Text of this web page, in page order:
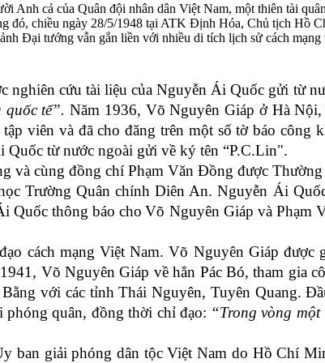
cả của Quân đội nhân dân Việt Nam, một thiên tài
đó, chiều ngày 28/5/1948 tại ATK Định Hóa, Chủ tịch Hồ
Đại tướng vẫn gắn liền với nhiều di tích lịch sử cách mạng
nghiên cứu tài liệu của Nguyễn Ái Quốc gửi từ
tế”. Năm 1936, Võ Nguyên Giáp ởHà Nội,
tập viên và đã cho đăng trên một số tờ báo công
Quốc từ nước ngoài gửi về ký tên “P.C.Lin".
và cùng đồng chí Phạm Văn Đồng được
TrườngQuân chínhDiên An. Nguyễn Ái
Quốc thôngbáo cho Võ Nguyên Giáp và Phạm
cách mạng Việt Nam. Võ Nguyên Giáp
Võ Nguyên Giáp về hẳn Pác Bó, tham gia
Bằng với các tỉnh Thái Nguyên, Tuyên Quang.
phóng quân, đồng thời chỉ đạo: “Trong vòng
ban giải phóng dân tộc Việt Nam do Hồ Chí